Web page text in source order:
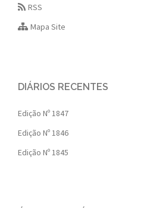
RSS
Mapa Site
DIÁRIOS RECENTES
Edição Nº 1847
Edição Nº 1846
Edição Nº 1845